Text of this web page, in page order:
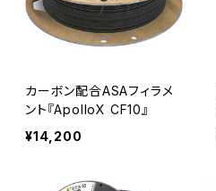
カーボン配合ASAフィラメ
ント『ApolloX CF10』
¥14,200